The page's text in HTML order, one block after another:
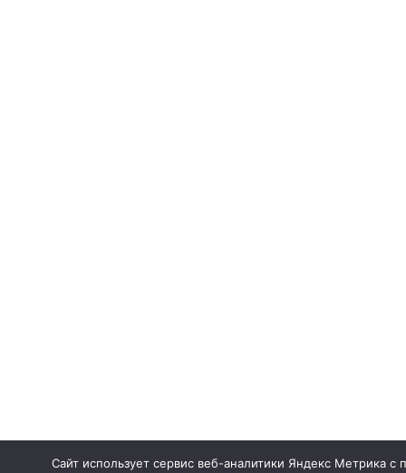
Сайт использует сервис веб-аналитики Яндекс Метрика